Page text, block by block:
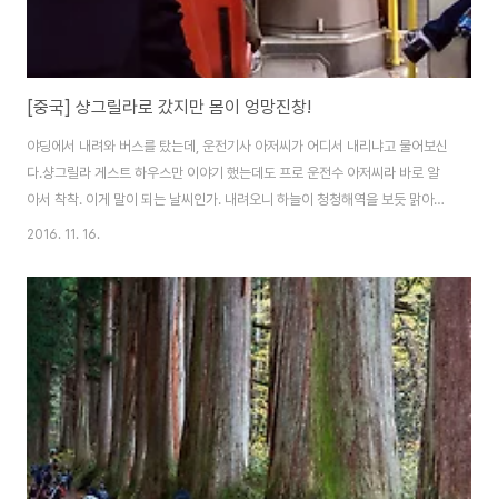
[중국] 샹그릴라로 갔지만 몸이 엉망진창!
야딩에서 내려와 버스를 탔는데, 운전기사 아저씨가 어디서 내리냐고 물어보신
다.샹그릴라 게스트 하우스만 이야기 했는데도 프로 운전수 아저씨라 바로 알
아서 착착. 이게 말이 되는 날씨인가. 내려오니 하늘이 청청해역을 보듯 맑아진
다. 다음날 찰리가 나에게 우리 잘 갔다 왔다며, 염장지르듯 수많은 사진들을 보
아닌 다행??? (완전 놀부심뽀)이라 생각했는데,야딩에 다녀온 뒤 고산병이 아
니 감기부터 걸렸던 건지 몸이 말을 안들었다.계속 울컥거리며 속이 꿀렁꿀렁
형용할 수 없는 느낌들이 올라오더라. 따오청 올때까지만 해도 그냥저냥 버틸
만 하였으나 결국 따오청 와서는 만신창이가 되었다.결국 더친현으로 넘어올때
까지 내가 어떻게 넘어왔을까..
2016. 11. 16.